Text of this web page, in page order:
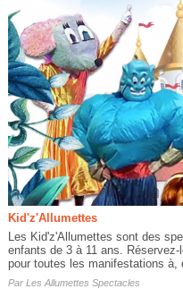
Kid'z'Allumettes
Les Kid'z'Allumettes sont des
enfants de 3 à 11 ans.
pour toutes les manifestations à,
Par Les Allumettes Spectacles